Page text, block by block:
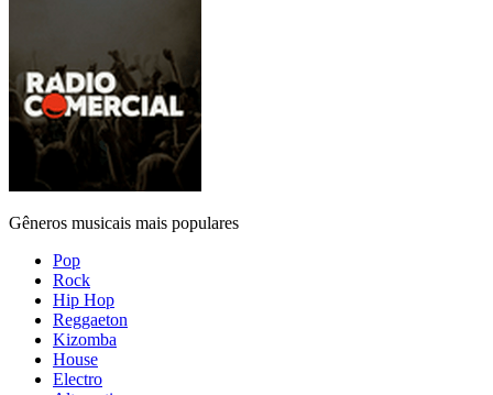
Gêneros musicais mais populares
Pop
Rock
Hip Hop
Reggaeton
Kizomba
House
Electro